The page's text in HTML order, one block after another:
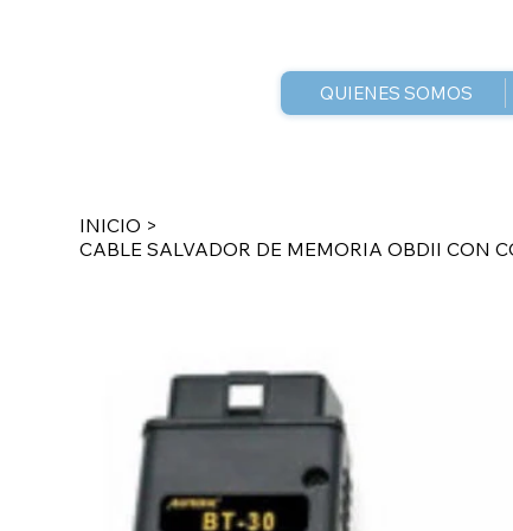
QUIENES SOMOS
INICIO >
CABLE SALVADOR DE MEMORIA OBDII CON